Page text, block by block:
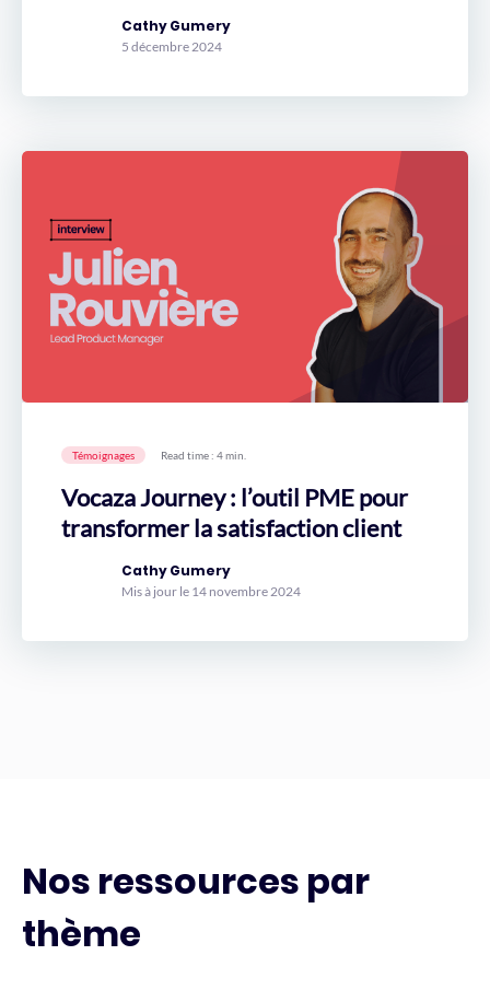
Cathy Gumery
5 décembre 2024
Témoignages Read time : 4 min.
Vocaza Journey : l’outil PME pour
transformer la satisfaction client
Cathy Gumery
Mis à jour le 14 novembre 2024
Nos ressources par
thème